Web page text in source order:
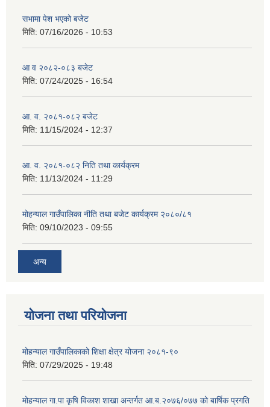
सभामा पेश भएको बजेट
मिति: 07/16/2026 - 10:53
आ व २०८२-०८३ बजेट
मिति: 07/24/2025 - 16:54
आ. व. २०८१-०८२ बजेट
मिति: 11/15/2024 - 12:37
आ. व. २०८१-०८२ निति तथा कार्यक्रम
मिति: 11/13/2024 - 11:29
मोहन्याल गाउँपालिका नीति तथा बजेट कार्यक्रम २०८०/८१
मिति: 09/10/2023 - 09:55
अन्य
योजना तथा परियोजना
मोहन्याल गाउँपालिकाको शिक्षा क्षेत्र योजना २०८१-९०
मिति: 07/29/2025 - 19:48
मोहन्याल गा.पा कृषि विकाश शाखा अन्तर्गत आ.ब.२०७६/०७७ को बार्षिक प्रगति